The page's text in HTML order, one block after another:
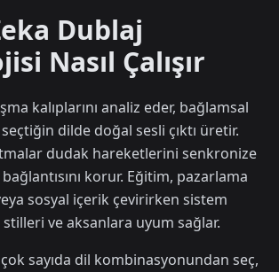
Dublaj
Nasıl Çalışır
kalıplarını analiz eder, bağlamsal
dilde doğal sesli çıktı üretir.
dudak hareketlerini senkronize
korur. Eğitim, pazarlama
sosyal içerik çevirirken sistem
ve aksanlara uyum sağlar.
sayıda dil kombinasyonundan seç,